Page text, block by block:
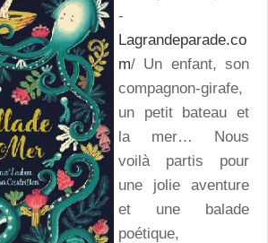
-
Lagrandeparade.co
m/ Un enfant, son
compagnon-girafe,
un petit bateau et
la mer… Nous
voilà partis pour
une jolie aventure
et une balade
poétique,